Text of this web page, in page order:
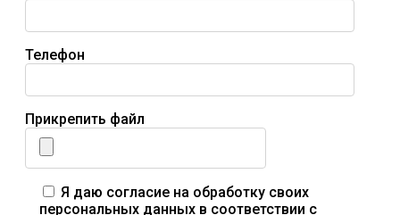
Телефон
Прикрепить файл
Я даю согласие на обработку своих
персональных данных в соответствии с